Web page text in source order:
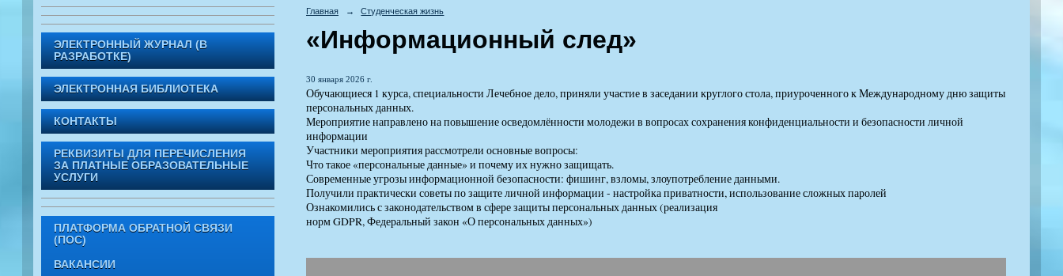
ЭЛЕКТРОННЫЙ ЖУРНАЛ (В
РАЗРАБОТКЕ)
ЭЛЕКТРОННАЯ БИБЛИОТЕКА
КОНТАКТЫ
РЕКВИЗИТЫ ДЛЯ ПЕРЕЧИСЛЕНИЯ
ЗА ПЛАТНЫЕ ОБРАЗОВАТЕЛЬНЫЕ
УСЛУГИ
ПЛАТФОРМА ОБРАТНОЙ СВЯЗИ
(ПОС)
ВАКАНСИИ
Главная → Студенческая жизнь
«Информационный след»
30 января 2026 г.
Обучающиеся 1 курса, специальности Лечебное дело, приняли участие в заседании круглого стола, приуроченного к Международному дню защиты
персональных данных.
Мероприятие направлено на повышение осведомлённости молодежи в вопросах сохранения конфиденциальности и безопасности личной
информации
Участники мероприятия рассмотрели основные вопросы:
Что такое «персональные данные» и почему их нужно защищать.
Современные угрозы информационной безопасности: фишинг, взломы, злоупотребление данными.
Получили практически советы по защите личной информации - настройка приватности, использование сложных паролей
Ознакомились с законодательством в сфере защиты персональных данных (реализация
норм GDPR, Федеральный закон «О персональных данных»)